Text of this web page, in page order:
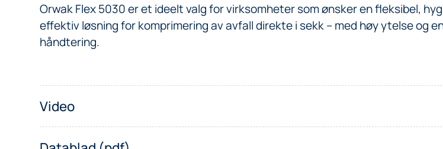
Orwak Flex 5030 er et ideelt valg for virksomheter som ønsker en fleksibel,
effektiv løsning for komprimering av avfall direkte i sekk – med høy ytelse og
håndtering.
Video